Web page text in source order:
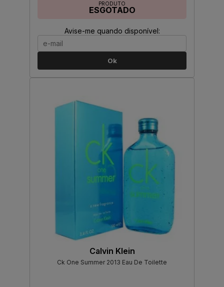
PRODUTO
ESGOTADO
Avise-me quando disponível:
Ok
Calvin Klein
Ck One Summer 2013 Eau De Toilette